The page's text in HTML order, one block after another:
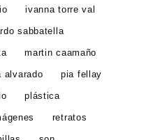
ivanna torre val
sabbatella
martin caamaño
alvarado pia fellay
plástica
retratos